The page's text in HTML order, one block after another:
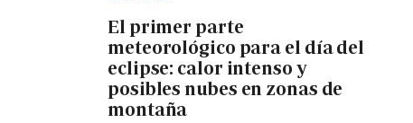
El primer parte
meteorológico para el día del
eclipse: calor intenso y
posibles nubes en zonas de
montaña